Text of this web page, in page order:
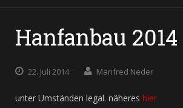
Hanfanbau 2014
22. Juli 2014 Manfred Neder
unter Umständen legal. näheres hier